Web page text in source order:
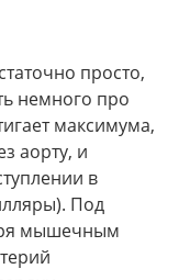
просто,
немного про
максимума,
аорту, и
в
Под
мышечным